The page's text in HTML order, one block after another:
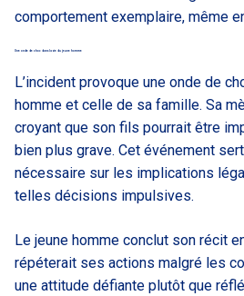
comportement exemplaire, même
Une onde de choc dans la vie du jeune homme
L’incident provoque une onde de
homme et celle de sa famille. Sa
croyant que son fils pourrait être
bien plus grave. Cet événement
nécessaire sur les implications
telles décisions impulsives.
Le jeune homme conclut son récit
répéterait ses actions malgré les
une attitude défiante plutôt que